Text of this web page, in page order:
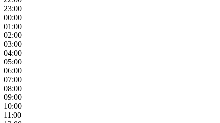
23:00
00:00
01:00
02:00
03:00
04:00
05:00
06:00
07:00
08:00
09:00
10:00
11:00